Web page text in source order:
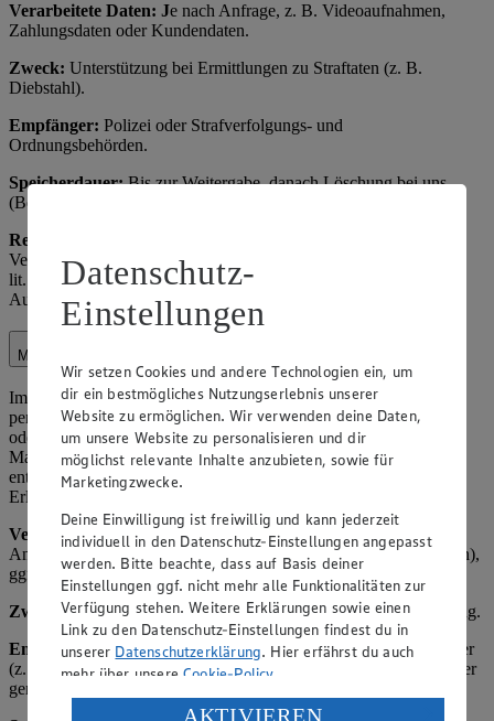
Verarbeitete Daten: Je nach Anfrage, z. B. Videoaufnahmen,
Zahlungsdaten oder Kundendaten.
Zweck: Unterstützung bei Ermittlungen zu Straftaten (z. B.
Diebstahl).
Empfänger: Polizei oder Strafverfolgungs- und
Ordnungsbehörden.
Speicherdauer:Bis zur Weitergabe, danach Löschung bei uns
(Behörden speichern separat).
Rechtsgrundlage:
Verpflichtung, z. B. aus StPO oder Polizeigesetzen); Art. 6 Abs. 1
lit. f) DSGVO (berechtigtes Interesse an Kooperation zur
Aufklärung von Straftaten).
Marketing
Im Rahmen unserer Marketingaktivitäten verarbeiten wir
personenbezogene Daten, um Kunden über Angebote, Aktionen
oder neue Produkte zu informieren. Dies kann postalisch, per E-
Mail, SMS oder über digitale Kanäle erfolgen, sofern eine
entsprechende Einwilligung vorliegt oder ein gesetzlicher
Erlaubnistatbestand gegeben ist.
Verarbeitete Daten:Name, Kontaktdaten (z. B. E-Mail-Adresse,
Anschrift), Einkaufsverhalten (z. B. bevorzugte Produktkategorien),
ggf. Geburtsdatum (z. B. für Geburtstagsaktionen).
Zweck:Kundenbindung, Absatzförderung, zielgerichtete Werbung.
Empfänger:Interne Marketingabteilung, ggf. externe Dienstleister
(z. B. Versanddienstleister, Werbeagenturen) als Auftragsverarbeiter
gem. Art. 28 DSGVO.
Datenschutz-
Einstellungen
Wir setzen Cookies und andere Technologien ein, um
dir ein bestmögliches Nutzungserlebnis unserer
Website zu ermöglichen. Wir verwenden deine Daten,
um unsere Website zu personalisieren und dir
möglichst relevante Inhalte anzubieten, sowie für
Marketingzwecke.
Deine Einwilligung ist freiwillig und kann jederzeit
individuell in den Datenschutz-Einstellungen angepasst
werden. Bitte beachte, dass auf Basis deiner
Einstellungen ggf. nicht mehr alle Funktionalitäten zur
Verfügung stehen. Weitere Erklärungen sowie einen
Link zu den Datenschutz-Einstellungen findest du in
unserer Datenschutzerklärung. Hier erfährst du auch
mehr über unsereCookie-Policy.
Verarbeitung deiner personenbezogenen Daten in den
AKTIVIEREN